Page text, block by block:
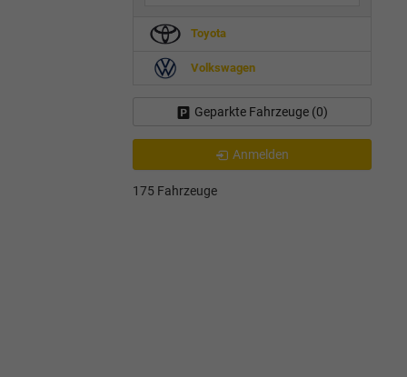
Toyota
Volkswagen
Geparkte Fahrzeuge (0)
Anmelden
175 Fahrzeuge